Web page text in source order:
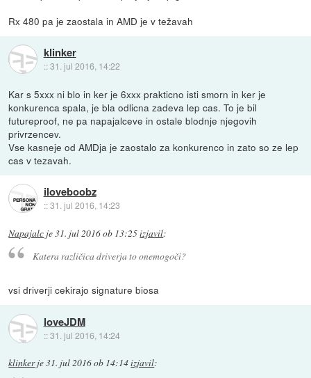
Rx 480 pa je zaostala in AMD je v težavah
klinker
::31. jul 2016, 14:22
Kar s 5xxx ni blo in ker je 6xxx prakticno isti smorn in ker je
konkurenca spala, je bla odlicna zadeva lep cas. To je bil
futureproof, ne pa napajalceve in ostale blodnje njegovih
privrzencev.
Vse kasneje od AMDja je zaostalo za konkurenco in zato so ze lep
cas v tezavah.
iloveboobz
::31. jul 2016, 14:23
Napajalc je31. jul 2016 ob 13:25izjavil:
Katera različica driverja to onemogoči?
vsi driverji cekirajo signature biosa
loveJDM
::31. jul 2016, 14:24
klinkerje31. jul 2016 ob 14:14izjavil: